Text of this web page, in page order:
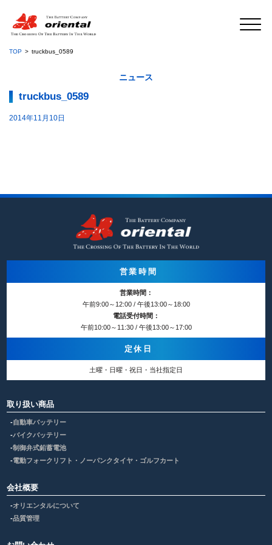
TOP truckbus_0589
ニュース
truckbus_0589
2014年11月10日
営業時間
営業時間：
午前9:00～12:00 / 午後13:00～18:00
電話受付時間：
午前10:00～11:30 / 午後13:00～17:00
定休日
土曜・日曜・祝日・当社指定日
取り扱い商品
自動車バッテリー
バイクバッテリー
制御弁式鉛蓄電池
電動フォークリフト・ノーパンクタイヤ・ゴルフカート
会社概要
オリエンタルについて
品質管理